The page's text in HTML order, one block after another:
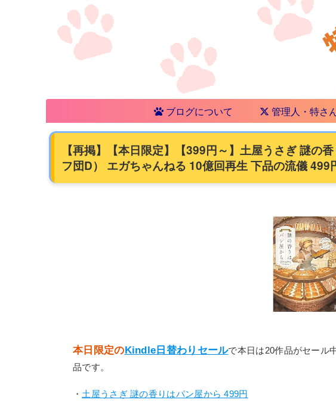
ブログについて 管理人・特さ
【再掲】【本日限定】【399円～】土屋うさぎ 謎の
フ団D） エガちゃんねる 10億回再生 下品の流儀 499
本日限定のKindle日替わりセールで本日は20作品がセール
品です。
・ 土屋うさぎ 謎の香りはパン屋から 499円